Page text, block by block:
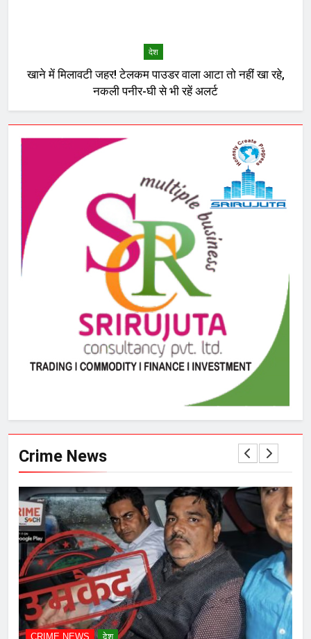
देश
खाने में मिलावटी जहर! टेलकम पाउडर वाला आटा तो नहीं खा रहे,
नकली पनीर-घी से भी रहें अलर्ट
Crime News
CRIME NEWS देश